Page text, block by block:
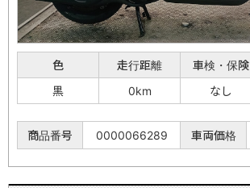
色 走行距離 車検・保険
黒
0km なし
商品番号 0000066289 車両価格